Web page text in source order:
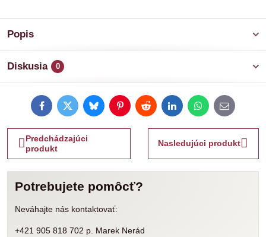
Popis
Diskusia 0
FacebookTwitterBlueskyPinterestRedditLinkedInWhatsApp
E-
mail
Predchádzajúci
produkt
Nasledujúci produkt
Potrebujete pomôcť?
Neváhajte nás kontaktovať:
+421 905 818 702 p. Marek Nerád